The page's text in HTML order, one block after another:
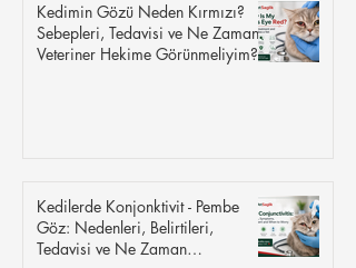
Kedimin Gözü Neden Kırmızı?
Sebepleri, Tedavisi ve Ne Zaman
Veteriner Hekime Görünmeliyim?
Kedilerde Konjonktivit - Pembe
Göz: Nedenleri, Belirtileri,
Tedavisi ve Ne Zaman